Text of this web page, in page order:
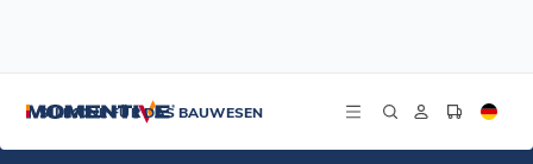
SILIKONE FÜR DAS BAUWESEN
GE Enduris Building Owner Verkaufsblatt - Bulgarisch